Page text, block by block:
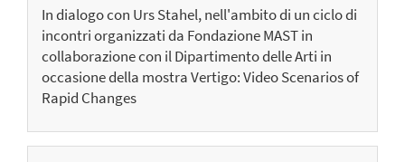
In dialogo con Urs Stahel, nell'ambito di un ciclo di
incontri organizzati da Fondazione MAST in
collaborazione con il Dipartimento delle Arti in
occasione della mostra Vertigo: Video Scenarios of
Rapid Changes